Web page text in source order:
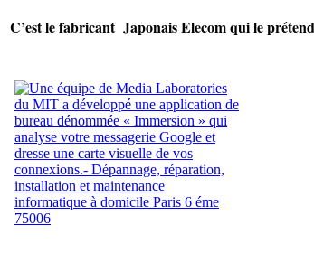
C’est le fabricant Japonais Elecom qui le